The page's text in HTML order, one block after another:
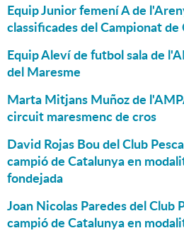
Equip Junior femení A de
classificades del Campionat
Equip Aleví de futbol sala de
del Maresme
Marta Mitjans Muñoz de
circuit maresmenc de cros
David Rojas Bou del Club
campió de Catalunya en
fondejada
Joan Nicolas Paredes del Club
campió de Catalunya en